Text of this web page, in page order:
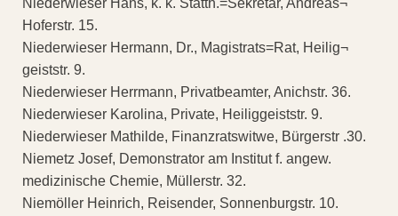
Niederwieser Hans, k. k. Statth.=Sekretär, Andreas¬
Hoferstr. 15.
Niederwieser Hermann, Dr., Magistrats=Rat, Heilig¬
geiststr. 9.
Niederwieser Herrmann, Privatbeamter, Anichstr. 36.
Niederwieser Karolina, Private, Heiliggeiststr. 9.
Niederwieser Mathilde, Finanzratswitwe, Bürgerstr .30.
Niemetz Josef, Demonstrator am Institut f. angew.
medizinische Chemie, Müllerstr. 32.
Niemöller Heinrich, Reisender, Sonnenburgstr. 10.